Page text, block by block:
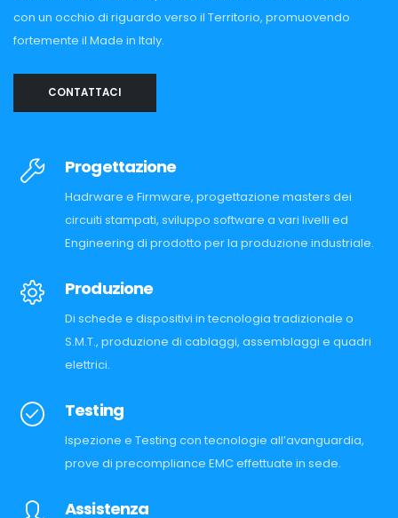
con un occhio di riguardo verso il Territorio, promuovendo
fortemente il Made in Italy.
CONTATTACI
Progettazione
Hadrware e Firmware, progettazione masters dei
circuiti stampati, sviluppo software a vari livelli ed
Engineering di prodotto per la produzione industriale.
Produzione
Di schede e dispositivi in tecnologia tradizionale o
S.M.T., produzione di cablaggi, assemblaggi e quadri
elettrici.
Testing
Ispezione e Testing con tecnologie all’avanguardia,
prove di precompliance EMC effettuate in sede.
Assistenza